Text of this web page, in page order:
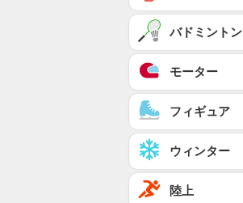
バドミントン
モーター
フィギュア
ウィンター
陸上